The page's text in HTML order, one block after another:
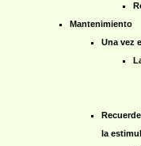
Mantenimiento
Una vez
la